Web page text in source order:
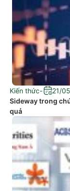
Kiến thức-
21/
Sideway trong
quả